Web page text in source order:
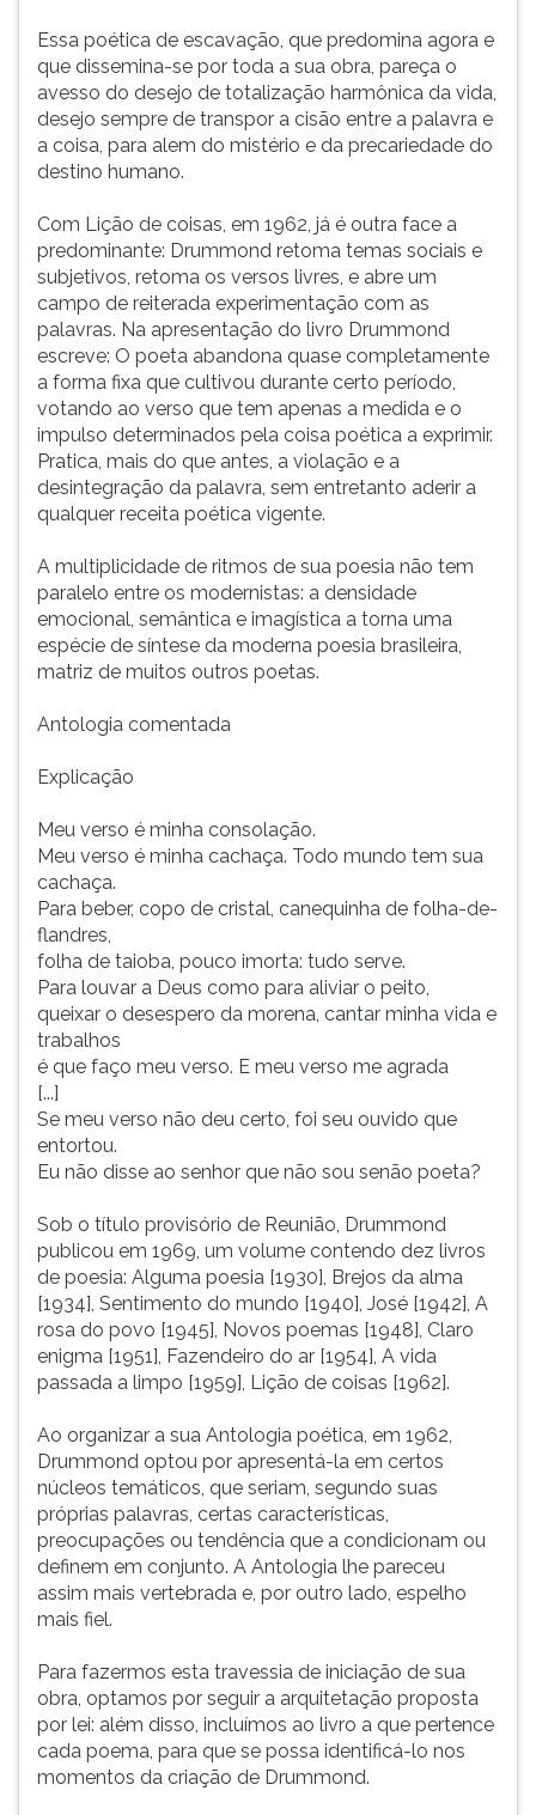
Essa poética de escavação, que predomina agora e
que dissemina-se por toda a sua obra, pareça o
avesso do desejo de totalização harmônica da vida,
desejo sempre de transpor a cisão entre a palavra e
a coisa, para alem do mistério e da precariedade do
destino humano.
Com Lição de coisas, em 1962, já é outra face a
predominante: Drummond retoma temas sociais e
subjetivos, retoma os versos livres, e abre um
campo de reiterada experimentação com as
palavras. Na apresentação do livro Drummond
escreve: O poeta abandona quase completamente
a forma fixa que cultivou durante certo período,
votando ao verso que tem apenas a medida e o
impulso determinados pela coisa poética a exprimir.
Pratica, mais do que antes, a violação e a
desintegração da palavra, sem entretanto aderir a
qualquer receita poética vigente.
A multiplicidade de ritmos de sua poesia não tem
paralelo entre os modernistas: a densidade
emocional, semântica e imagística a torna uma
espécie de síntese da moderna poesia brasileira,
matriz de muitos outros poetas.
Antologia comentada
Explicação
Meu verso é minha consolação.
Meu verso é minha cachaça. Todo mundo tem sua
cachaça.
Para beber, copo de cristal, canequinha de folha-de-
flandres,
folha de taioba, pouco imorta: tudo serve.
Para louvar a Deus como para aliviar o peito,
queixar o desespero da morena, cantar minha vida e
trabalhos
é que faço meu verso. E meu verso me agrada
[...]
Se meu verso não deu certo, foi seu ouvido que
entortou.
Eu não disse ao senhor que não sou senão poeta?
Sob o título provisório de Reunião, Drummond
publicou em 1969, um volume contendo dez livros
de poesia: Alguma poesia [1930], Brejos da alma
[1934], Sentimento do mundo [1940], José [1942], A
rosa do povo [1945], Novos poemas [1948], Claro
enigma [1951], Fazendeiro do ar [1954], A vida
passada a limpo [1959], Lição de coisas [1962].
Ao organizar a sua Antologia poética, em 1962,
Drummond optou por apresentá-la em certos
núcleos temáticos, que seriam, segundo suas
próprias palavras, certas características,
preocupações ou tendência que a condicionam ou
definem em conjunto. A Antologia lhe pareceu
assim mais vertebrada e, por outro lado, espelho
mais fiel.
Para fazermos esta travessia de iniciação de sua
obra, optamos por seguir a arquitetação proposta
por lei: além disso, incluímos ao livro a que pertence
cada poema, para que se possa identificá-lo nos
momentos da criação de Drummond.